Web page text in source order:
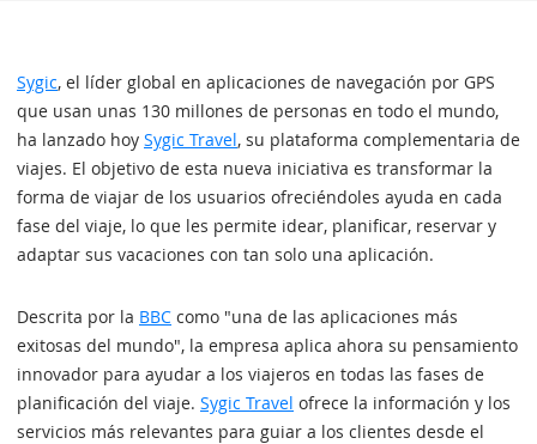
Sygic, el líder global en aplicaciones de navegación por GPS
que usan unas 130 millones de personas en todo el mundo,
ha lanzado hoy Sygic Travel, su plataforma complementaria de
viajes. El objetivo de esta nueva iniciativa es transformar la
forma de viajar de los usuarios ofreciéndoles ayuda en cada
fase del viaje, lo que les permite idear, planificar, reservar y
adaptar sus vacaciones con tan solo una aplicación.
Descrita por la BBC como "una de las aplicaciones más
exitosas del mundo", la empresa aplica ahora su pensamiento
innovador para ayudar a los viajeros en todas las fases de
planificación del viaje. Sygic Travel ofrece la información y los
servicios más relevantes para guiar a los clientes desde el